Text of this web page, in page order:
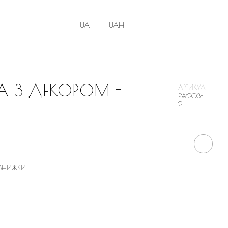
UA UAH
З ДЕКОРОМ -
АРТИКУЛ
FW203-
2